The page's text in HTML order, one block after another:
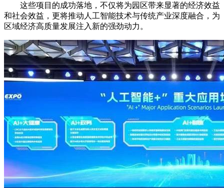
这些项目的成功落地，不仅将为园区带来显著的经济效益
和社会效益，更将推动人工智能技术与传统产业深度融合，为
区域经济高质量发展注入新的强劲动力。